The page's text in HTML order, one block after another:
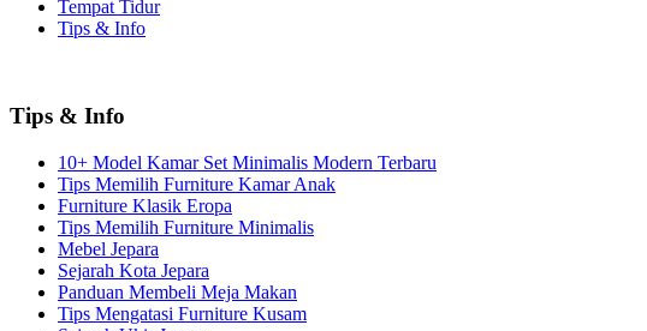
Tempat Tidur
Tips & Info
Tips & Info
10+ Model Kamar Set Minimalis Modern Terbaru
Tips Memilih Furniture Kamar Anak
Furniture Klasik Eropa
Tips Memilih Furniture Minimalis
Mebel Jepara
Sejarah Kota Jepara
Panduan Membeli Meja Makan
Tips Mengatasi Furniture Kusam